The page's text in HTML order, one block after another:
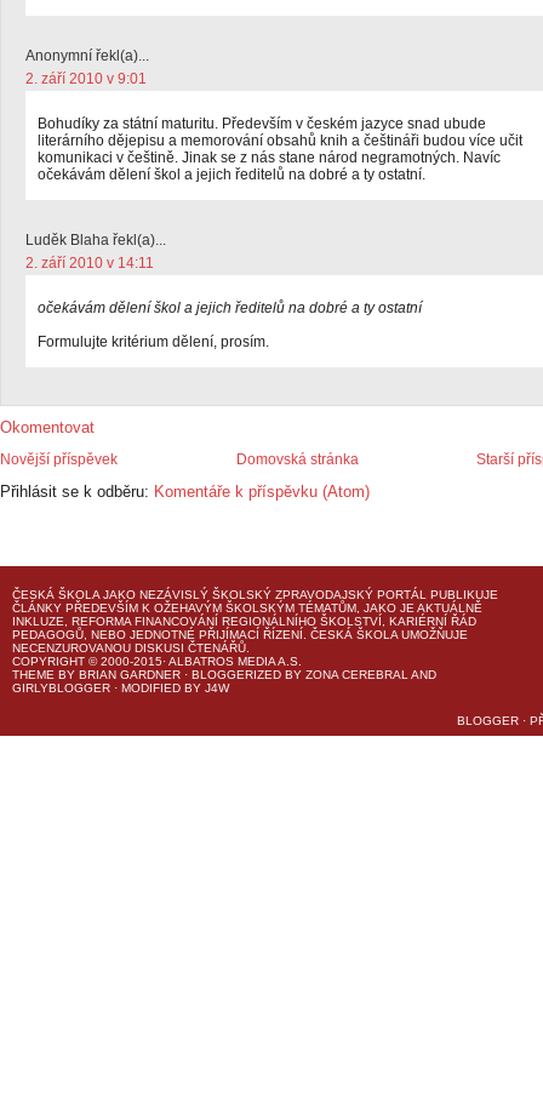
Anonymní řekl(a)...
2. září 2010 v 9:01
Bohudíky za státní maturitu. Především v českém jazyce snad ubude
literárního dějepisu a memorování obsahů knih a češtináři budou více učit
komunikaci v češtině. Jinak se z nás stane národ negramotných. Navíc
očekávám dělení škol a jejich ředitelů na dobré a ty ostatní.
Luděk Blaha řekl(a)...
2. září 2010 v 14:11
očekávám dělení škol a jejich ředitelů na dobré a ty ostatní
Formulujte kritérium dělení, prosím.
Okomentovat
Novější příspěvek Starší
Domovská stránka
Přihlásit se k odběru: Komentáře k příspěvku (Atom)
ČESKÁ ŠKOLA JAKO NEZÁVISLÝ ŠKOLSKÝ ZPRAVODAJSKÝ PORTÁL PUBLIKUJE
ČLÁNKY PŘEDEVŠÍM K OŽEHAVÝM ŠKOLSKÝM TÉMATŮM, JAKO JE AKTUÁLNĚ
INKLUZE, REFORMA FINANCOVÁNÍ REGIONÁLNÍHO ŠKOLSTVÍ, KARIÉRNÍ ŘÁD
PEDAGOGŮ, NEBO JEDNOTNÉ PŘIJÍMACÍ ŘÍZENÍ. ČESKÁ ŠKOLA UMOŽŇUJE
NECENZUROVANOU DISKUSI ČTENÁŘŮ.
COPYRIGHT © 2000-2015· ALBATROS MEDIA A.S.
THEME BY BRIAN GARDNER · BLOGGERIZED BY ZONA CEREBRAL AND
GIRLYBLOGGER · MODIFIED BY J4W
BLOGGER ·